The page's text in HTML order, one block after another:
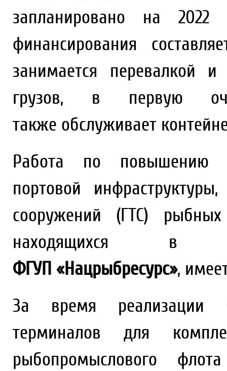
запланировано на 2022
финансирования
занимается перевалкой и
грузов, в первую
также обслуживает
Работа по повышению
портовой
сооружений (ГТС)
находящихся в
ФГУП «Нацрыбресурс»,
За время реализации
терминалов для
рыбопромыслового